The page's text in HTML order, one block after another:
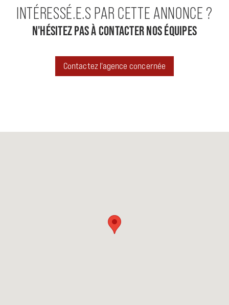
N'HÉSITEZ PAS À CONTACTER NOS ÉQUIPES
INTÉRESSÉ.E.S PAR CETTE ANNONCE ?
Contactez l'agence concernée